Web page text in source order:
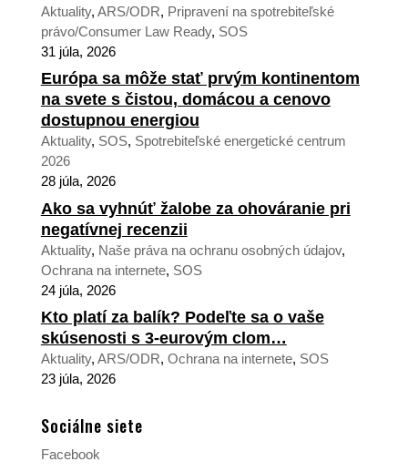
Aktuality, ARS/ODR, Pripravení na spotrebiteľské
právo/Consumer Law Ready, SOS
31 júla, 2026
Európa sa môže stať prvým kontinentom
na svete s čistou, domácou a cenovo
dostupnou energiou
Aktuality, SOS, Spotrebiteľské energetické centrum
2026
28 júla, 2026
Ako sa vyhnúť žalobe za ohováranie pri
negatívnej recenzii
Aktuality, Naše práva na ochranu osobných údajov,
Ochrana na internete, SOS
24 júla, 2026
Kto platí za balík? Podeľte sa o vaše
skúsenosti s 3-eurovým clom…
Aktuality, ARS/ODR, Ochrana na internete, SOS
23 júla, 2026
Sociálne siete
Facebook